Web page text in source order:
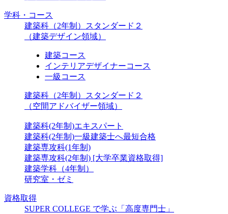
学科・コース
建築科（2年制）スタンダード２
（建築デザイン領域）
建築コース
インテリアデザイナーコース
一級コース
建築科（2年制）スタンダード２
（空間アドバイザー領域）
建築科(2年制)エキスパート
建築科(2年制)一級建築士へ最短合格
建築専攻科(1年制)
建築専攻科(2年制) [大学卒業資格取得]
建築学科（4年制）
研究室・ゼミ
資格取得
SUPER COLLEGE で学ぶ「高度専門士」